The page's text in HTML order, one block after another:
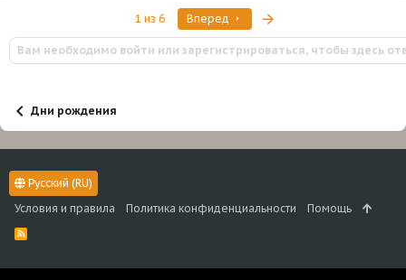
1 из 6 Вперед
Вам необходимо войти или зарегистрироваться, чтобы здесь
Дни рождения
Русский (RU)
Условия и правила
Политика конфиденциальности Помощь
R